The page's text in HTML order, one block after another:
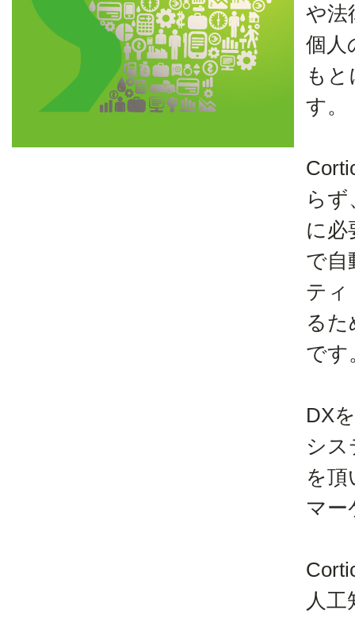
や法
個人
も
す。
ら
に必
で自
ティ
る
です
DX
シ
を
マー
人